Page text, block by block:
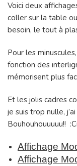
Voici deux
coller sur la table
besoin, le tout à
Pour les
fonction des
mémorisent plus
Et les jolis cadres
je suis trop nulle,
Bouhouhouuuuu!!
Affichage
Affichage